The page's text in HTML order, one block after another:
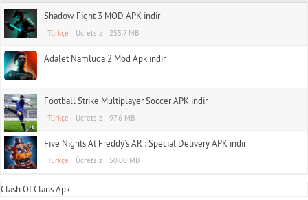
Shadow Fight 3 MOD APK indir
Türkçe Ücretsiz 255.7 MB
Adalet Namluda 2 Mod Apk indir
Football Strike Multiplayer Soccer APK indir
Türkçe Ücretsiz 97.6 MB
Five Nights At Freddy’s AR : Special Delivery APK indir
Türkçe Ücretsiz 50.00 MB
Clash Of Clans Apk